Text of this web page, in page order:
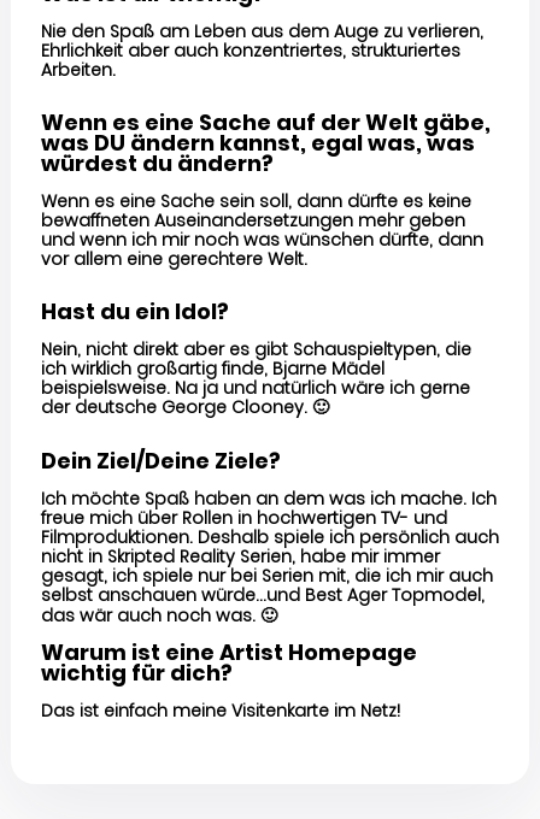
Nie den Spaß am Leben aus dem Auge zu verlieren,
Ehrlichkeit aber auch konzentriertes, strukturiertes
Arbeiten.
Wenn es eine Sache auf der Welt gäbe,
was DU ändern kannst, egal was, was
würdest du ändern?
Wenn es eine Sache sein soll, dann dürfte es keine
bewaffneten Auseinandersetzungen mehr geben
und wenn ich mir noch was wünschen dürfte, dann
vor allem eine gerechtere Welt.
Hast du ein Idol?
Nein, nicht direkt aber es gibt Schauspieltypen, die
ich wirklich großartig finde, Bjarne Mädel
beispielsweise. Na ja und natürlich wäre ich gerne
der deutsche George Clooney. 🙂
Dein Ziel/Deine Ziele?
Ich möchte Spaß haben an dem was ich mache. Ich
freue mich über Rollen in hochwertigen TV- und
Filmproduktionen. Deshalb spiele ich persönlich auch
nicht in Skripted Reality Serien, habe mir immer
gesagt, ich spiele nur bei Serien mit, die ich mir auch
selbst anschauen würde…und Best Ager Topmodel,
das wär auch noch was. 🙂
Warum ist eine Artist Homepage
wichtig für dich?
Das ist einfach meine Visitenkarte im Netz!